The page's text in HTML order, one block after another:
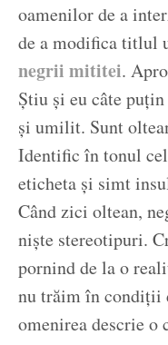
oamenilor de a
de a modifica titlul
negrii mititei.
Știu și eu câte
și umilit. Sunt
Identific în tonul
eticheta și simt
Când zici oltean,
niște stereotipuri.
pornind de la o
nu trăim în condiții
omenirea descrie o